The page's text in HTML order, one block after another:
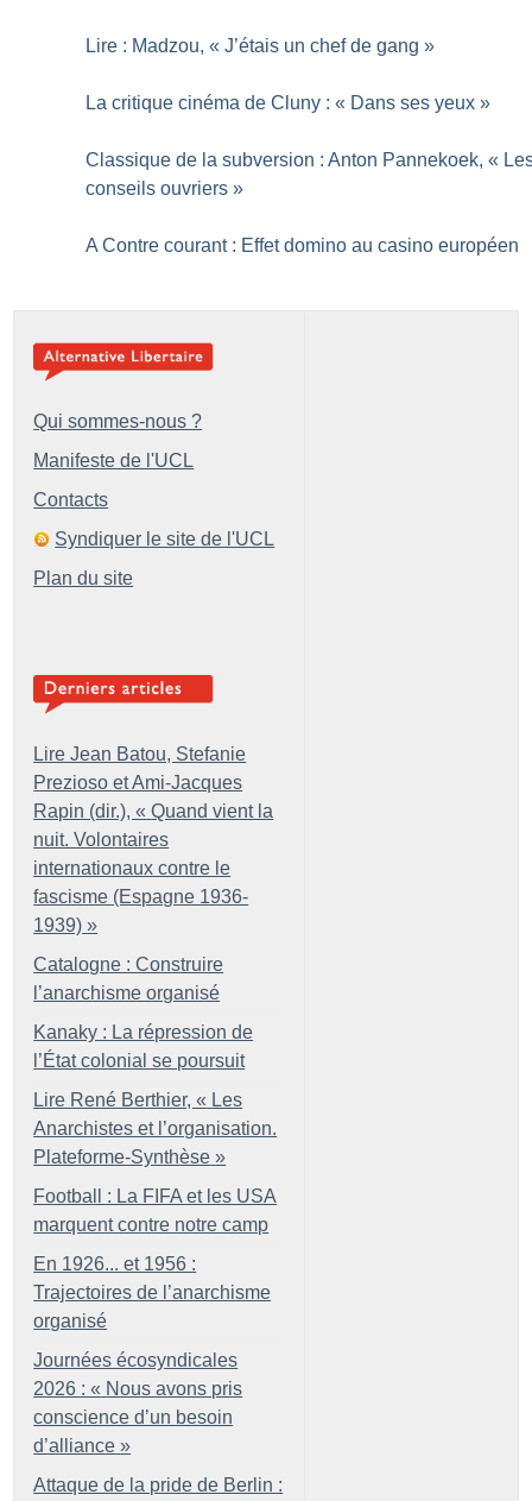
Lire : Madzou, « J’étais un chef de gang »
La critique cinéma de Cluny : « Dans ses yeux »
Classique de la subversion : Anton Pannekoek, «
conseils ouvriers »
A Contre courant : Effet domino au casino européen
Qui sommes-nous ?
Manifeste de l'UCL
Contacts
Syndiquer le site de l'UCL
Plan du site
Lire Jean Batou, Stefanie
Prezioso et Ami-Jacques
Rapin (dir.), « Quand vient la
nuit. Volontaires
internationaux contre le
fascisme (Espagne 1936-
1939) »
Catalogne : Construire
l’anarchisme organisé
Kanaky : La répression de
l’État colonial se poursuit
Lire René Berthier, « Les
Anarchistes et l’organisation.
Plateforme-Synthèse »
Football : La FIFA et les USA
marquent contre notre camp
En 1926... et 1956 :
Trajectoires de l’anarchisme
organisé
Journées écosyndicales
2026 : « Nous avons pris
conscience d’un besoin
d’alliance »
Attaque de la pride de Berlin :